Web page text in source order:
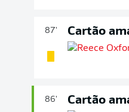
87' Cartão
86' Cartão